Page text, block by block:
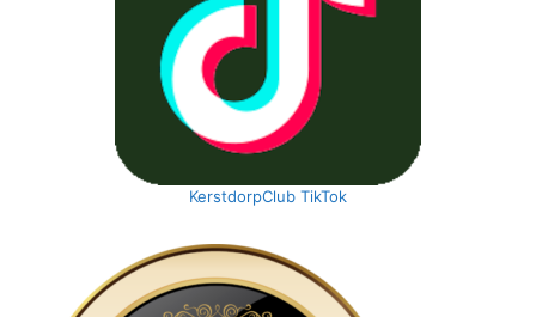
KerstdorpClub TikTok